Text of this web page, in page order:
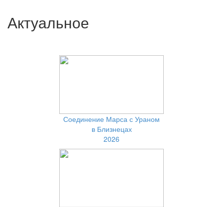
Актуальное
Соединение Марса с Ураном
в Близнецах
2026